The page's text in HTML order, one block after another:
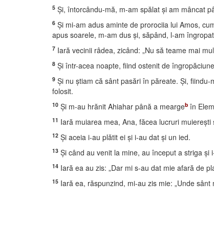
5 Şi, întorcându-mă, m-am spălat şi am mâncat
6 Şi mi-am adus aminte de prorociia lui Amos,
apus soarele, m-am dus şi, săpând, l-am
7 Iară vecinii râdea, zicând: „Nu să teame mai
8 Şi într-acea noapte, fiind ostenit de
9 Şi nu ştiam că sânt pasări în păreate. Şi,
folosit.
10 Şi m-au hrănit Ahiahar până a meargeb în
11 Iară muiarea mea, Ana, făcea lucruri muiereşti
12 Şi aceia i-au plătit ei şi i-au dat şi un ied.
13 Şi când au venit la mine, au început a striga şi
14 Iară ea au zis: „Dar mi s-au dat mie afară de
15 Iară ea, răspunzind, mi-au zis mie: „Unde